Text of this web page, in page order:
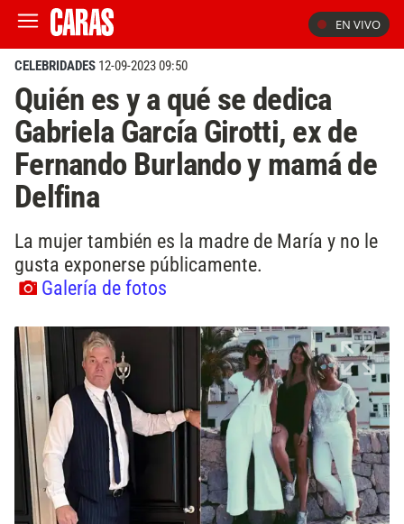
EN VIVO
CELEBRIDADES 12-09-2023 09:50
Quién es y a qué se dedica
Gabriela García Girotti, ex de
Fernando Burlando y mamá de
Delfina
La mujer también es la madre de María y no le
gusta exponerse públicamente.
Galería de fotos